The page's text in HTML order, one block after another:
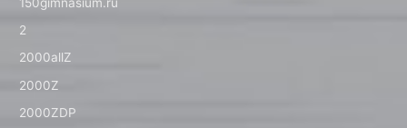
2
2000allZ
2000Z
2000ZDP